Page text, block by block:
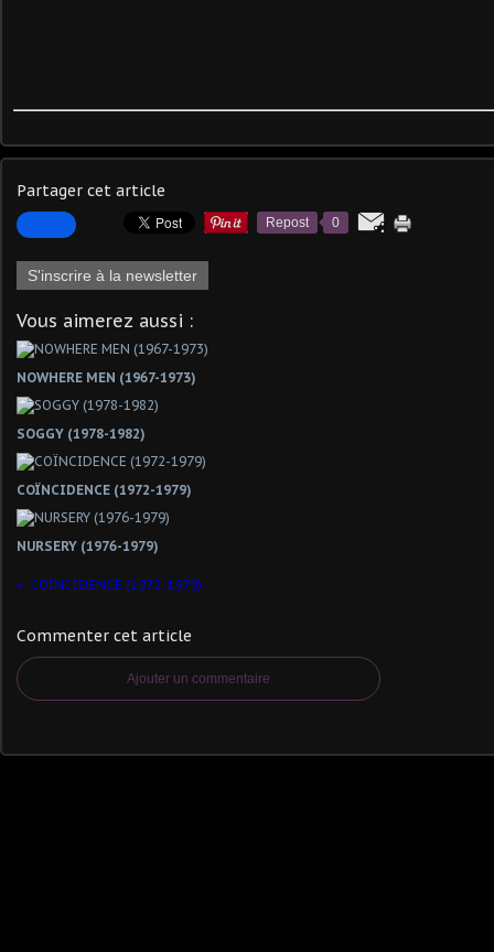
Partager cet article
Repost 0
S'inscrire à la newsletter
Vous aimerez aussi :
NOWHERE MEN (1967-1973)
SOGGY (1978-1982)
COÏNCIDENCE (1972-1979)
NURSERY (1976-1979)
COÏNCIDENCE (1972-1979)
Commenter cet article
Ajouter un commentaire